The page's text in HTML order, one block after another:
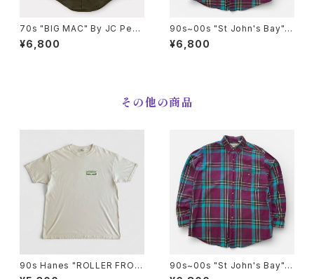
70s "BIG MAC" By JC Penn
y L/S PENN PREST Work S
hirt ワークシャツ [L]
¥6,800
90s~00s "St John's Bay"
L/S Flannel Shirt セントジョ
ンズベイフランネルシャツ [L]
¥6,800
その他の商品
90s Hanes "ROLLER FROG
LIFEFORMS International"
90s~00s "St John's Bay"
L/S Flannel Shirt セントジョ